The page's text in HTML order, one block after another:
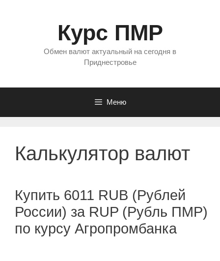
Курс ПМР
Обмен валют актуальный на сегодня в
Приднестровье
Меню
Калькулятор валют
Купить 6011 RUB (Рублей
России) за RUP (Рубль ПМР)
по курсу Агропромбанка